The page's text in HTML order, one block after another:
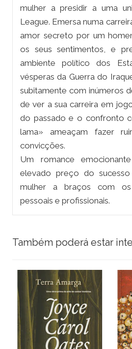
mulher a presidir a uma
League. Emersa numa
amor secreto por um
os seus sentimentos, e
ambiente político dos
vésperas da Guerra do
subitamente com inúmeros
de ver a sua carreira em
do passado e o confronto
lama» ameaçam fazer
convicções.
Um romance
elevado preço do
mulher a braços com os
pessoais e profissionais.
Também poderá estar